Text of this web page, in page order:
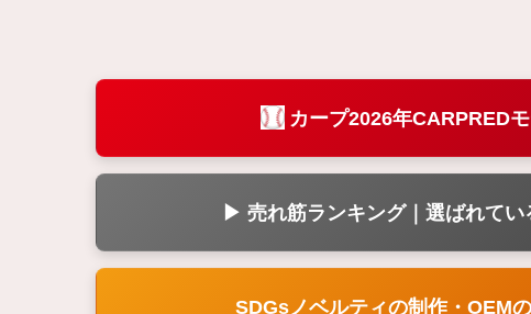
カープ2026年CARPRED
▶ 売れ筋ランキング｜選ばれてい
SDGsノベルティの制作・OEM